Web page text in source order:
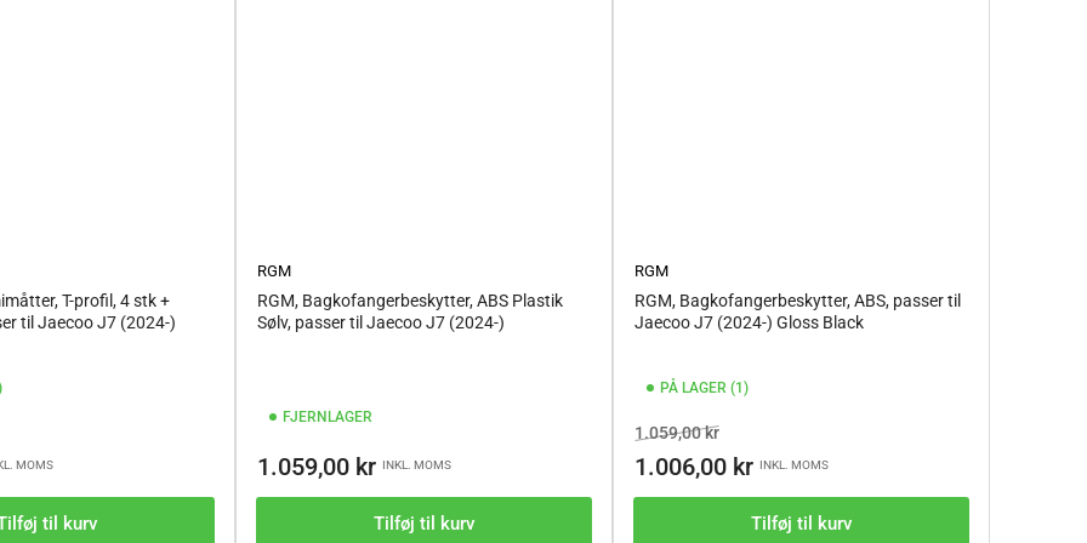
T-profil, 4 stk +
til Jaecoo J7 (2024-)
MOMS
til kurv
RGM
RGM, Bagkofangerbeskytter, ABS Plastik
Sølv, passer til Jaecoo J7 (2024-)
FJERNLAGER
Vejl.pris
1.059,00 kr INKL. MOMS
Tilføj til kurv
RGM
RGM, Bagkofangerbeskytter, ABS, passer til
Jaecoo J7 (2024-) Gloss Black
PÅ LAGER (1)
Vejl.pris
1.059,00 krTilbudspris
1.006,00 kr INKL. MOMS
Tilføj til kurv